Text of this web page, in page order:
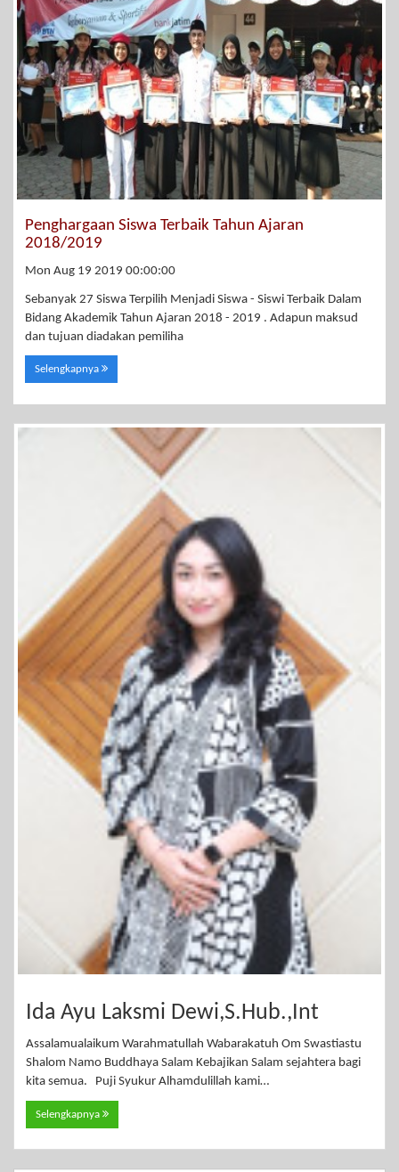
Penghargaan Siswa Terbaik Tahun Ajaran
2018/2019
Mon Aug 19 2019 00:00:00
Sebanyak 27 Siswa Terpilih Menjadi Siswa - Siswi Terbaik Dalam
Bidang Akademik Tahun Ajaran 2018 - 2019 . Adapun maksud
dan tujuan diadakan pemiliha
Selengkapnya
Ida Ayu Laksmi Dewi,S.Hub.,Int
Assalamualaikum Warahmatullah Wabarakatuh Om Swastiastu
Shalom Namo Buddhaya Salam Kebajikan Salam sejahtera bagi
kita semua. Puji Syukur Alhamdulillah kami…
Selengkapnya